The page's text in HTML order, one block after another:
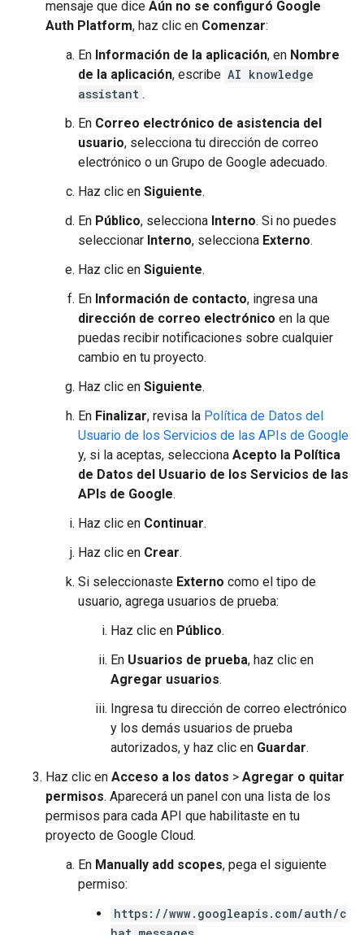
mensaje que dice Aún no se configuró Google
Auth Platform, haz clic en Comenzar:
En Información de la aplicación, en Nombre
de la aplicación, escribe AI knowledge
assistant .
En Correo electrónico de asistencia del
usuario, selecciona tu dirección de correo
electrónico o un Grupo de Google adecuado.
Haz clic en Siguiente.
En Público, selecciona Interno. Si no puedes
seleccionar Interno, selecciona Externo.
Haz clic en Siguiente.
En Información de contacto, ingresa una
dirección de correo electrónico en la que
puedas recibir notificaciones sobre cualquier
cambio en tu proyecto.
Haz clic en Siguiente.
En Finalizar, revisa la Política de Datos del
Usuario de los Servicios de las APIs de Google
y, si la aceptas, selecciona Acepto la Política
de Datos del Usuario de los Servicios de las
APIs de Google.
Haz clic en Continuar.
Haz clic en Crear.
Si seleccionaste Externo como el tipo de
usuario, agrega usuarios de prueba:
Haz clic en Público.
En Usuarios de prueba, haz clic en
Agregar usuarios.
Ingresa tu dirección de correo electrónico
y los demás usuarios de prueba
autorizados, y haz clic en Guardar.
Haz clic en Acceso a los datos > Agregar o quitar
permisos. Aparecerá un panel con una lista de los
permisos para cada API que habilitaste en tu
proyecto de Google Cloud.
En Manually add scopes, pega el siguiente
permiso:
https://www.googleapis.com/auth/c